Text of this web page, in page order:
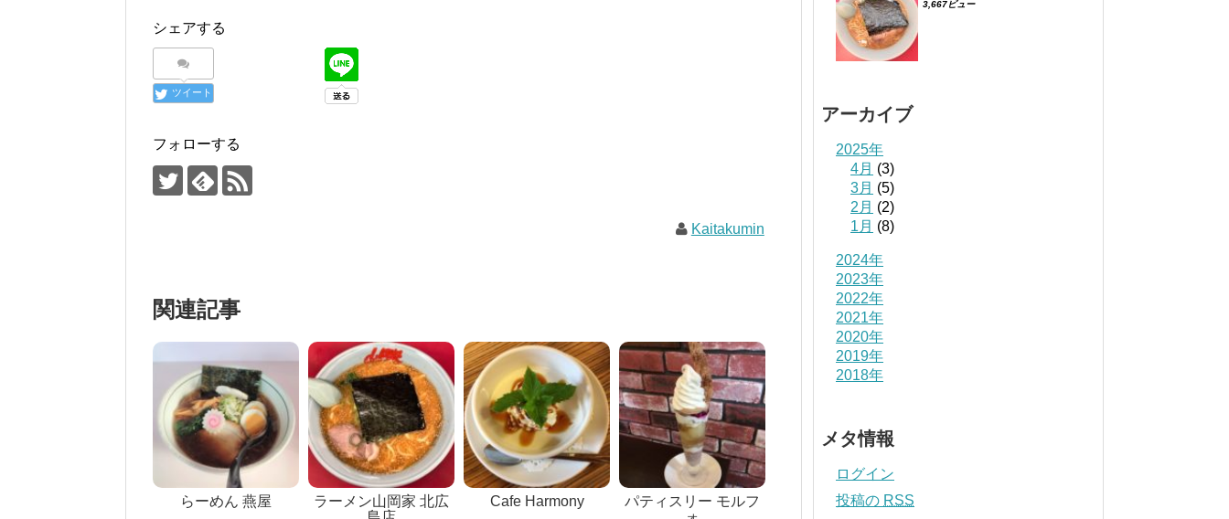
シェアする
ツイート
フォローする
Kaitakumin
関連記事
らーめん 燕屋
ラーメン山岡家 北広
Cafe Harmony
パティスリー モルフ
3,667ビュー
アーカイブ
2025年
4月 (3)
3月 (5)
2月 (2)
1月 (8)
2024年
2023年
2022年
2021年
2020年
2019年
2018年
メタ情報
ログイン
投稿の RSS